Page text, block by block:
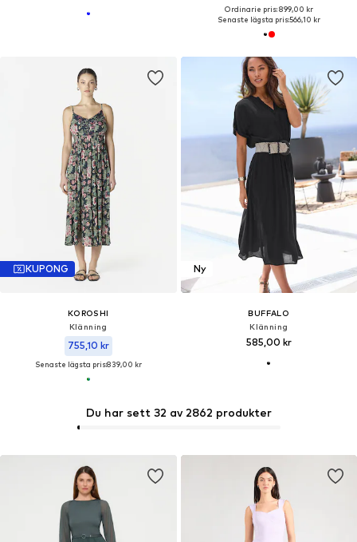
Ordinarie pris: 899,00 kr
Senaste lägsta pris:566,10 kr
KUPONG
KOROSHI
Klänning
755,10 kr
Senaste lägsta pris:839,00 kr
Ny
BUFFALO
Klänning
585,00 kr
Du har sett 32 av 2862 produkter